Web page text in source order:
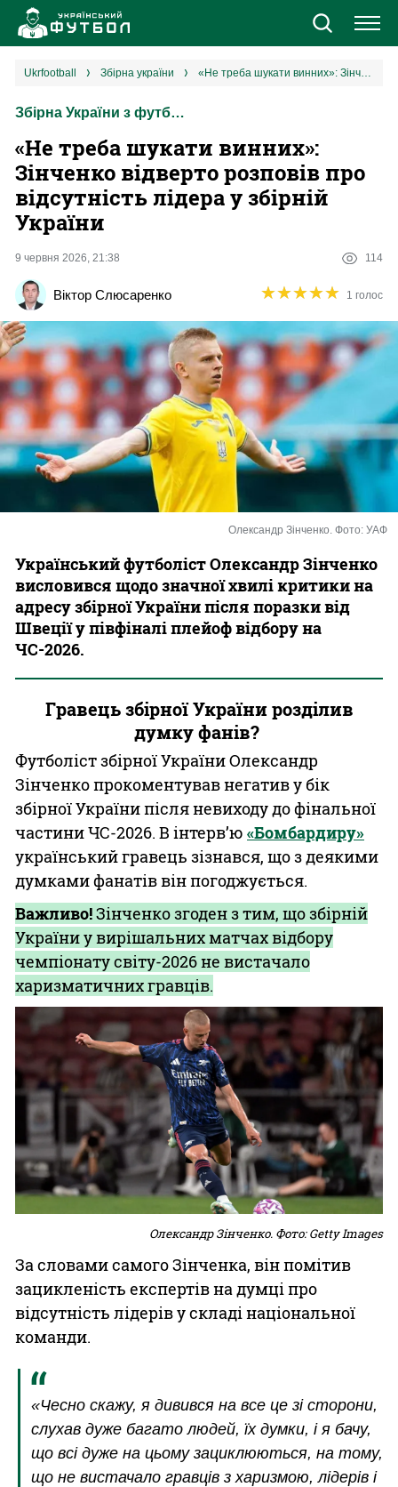
Новини
Збірна
Єврокубки
УПЛ
Різне
Букмекери
Казино
ukrfootball збірна україни «Не треба шукати винних»: Зінченко відверто розповів про відсутність лідера у збірній України
Збірна України з футболу
«Не треба шукати винних»:
Зінченко відверто розповів про
відсутність лідера у збірній
України
9 червня 2026, 21:38 114
Віктор Слюсаренко ★★★★★
★★★★★ 1 голос
Олександр Зінченко. Фото: УАФ
Український футболіст Олександр Зінченко
висловився щодо значної хвилі критики на
адресу збірної України після поразки від
Швеції у півфіналі плейоф відбору на
ЧС-2026.
Гравець збірної України розділив
думку фанів?
Футболіст збірної України Олександр
Зінченко прокоментував негатив у бік
збірної України після невиходу до фінальної
частини ЧС-2026. В інтерв’ю «Бомбардиру»
український гравець зізнався, що з деякими
думками фанатів він погоджується.
Важливо!Зінченко згоден з тим, що збірній
України у вирішальних матчах відбору
чемпіонату світу-2026 не вистачало
харизматичних гравців.
Олександр Зінченко. Фото: Getty Images
За словами самого Зінченка, він помітив
зацикленість експертів на думці про
відсутність лідерів у складі національної
команди.
«Чесно скажу, я дивився на все це зі сторони,
слухав дуже багато людей, їх думки, і я бачу,
що всі дуже на цьому зациклюються, на тому,
що не вистачало гравців з харизмою, лідерів і